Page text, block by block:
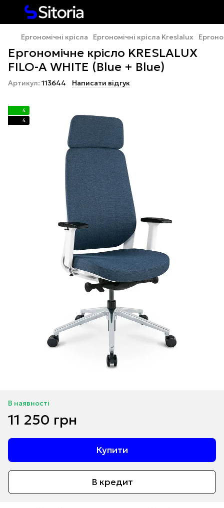
Ергономічні крісла Ергономічні крісла Kreslalux
Ергономічне крісло KRESLALUX
FILO-A WHITE (Blue + Blue)
Артикул: 113644 Написати відгук
4
4
В наявності
11 250 грн
Купити
В кредит